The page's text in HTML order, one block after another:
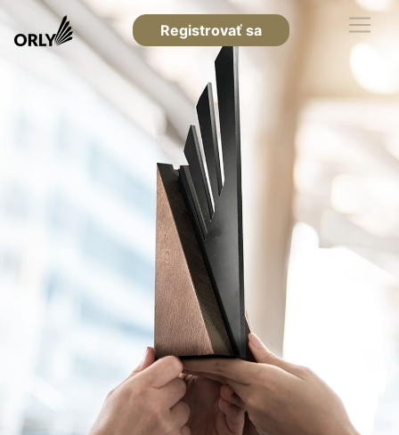
Registrovať sa